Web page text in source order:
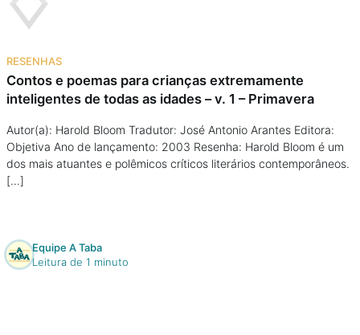
Na família
Colunas
Conteúdos
Colecionáveis
E-Books
RESENHAS
Contos e poemas para crianças extremamente
inteligentes de todas as idades – v. 1 – Primavera
Autor(a): Harold Bloom Tradutor: José Antonio Arantes Editora:
Objetiva Ano de lançamento: 2003 Resenha: Harold Bloom é um
dos mais atuantes e polêmicos críticos literários contemporâneos.
[…]
Equipe A Taba
Leitura de 1 minuto